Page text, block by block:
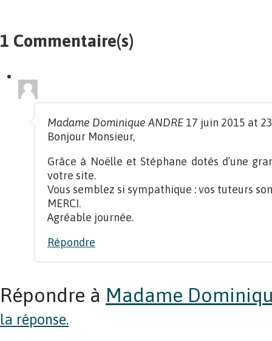
1 Commentaire(s)
Madame Dominique ANDRE 17 juin 2015 at
Bonjour Monsieur,
Grâce à Noëlle et Stéphane dotés d’une
votre site.
Vous semblez si sympathique : vos tuteurs
MERCI.
Agréable journée.
Répondre
Répondre à Madame
la réponse.